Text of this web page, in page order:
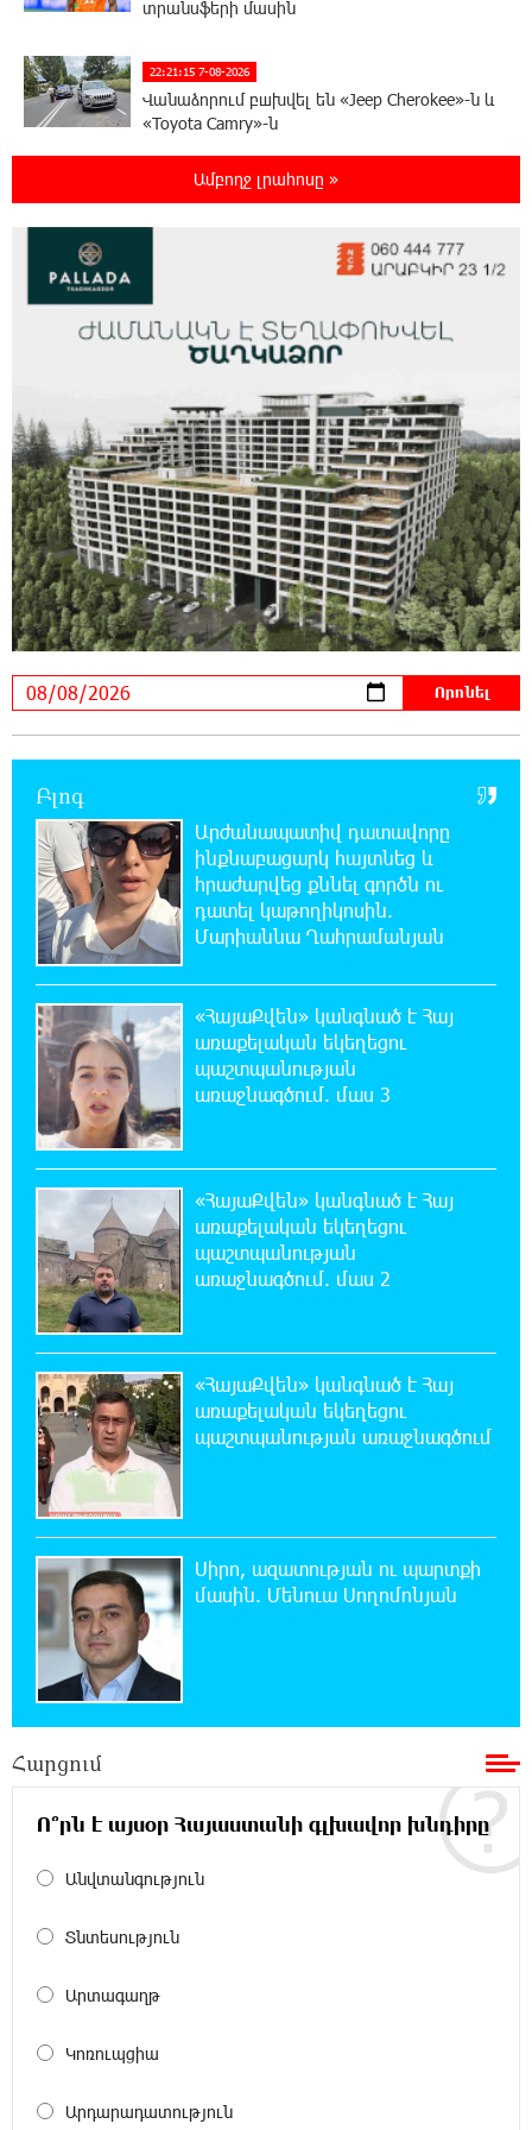
տրանսֆերի մասին
22:21:15 7-08-2026
Վանաձորում բшխվել են «Jeep Cherokee»-ն և
«Toyota Camry»-ն
22:03:58 7-08-2026
օգտագործել Starlink-ը Ռուսաստանի դեմ
հարվшծները կառավարելու համար
21:45:44 7-08-2026
Երևանում և մարզերում էլեկտրաէներգիայի
21:26:16 7-08-2026
Ստեփանավանում ռուս կին է փորձել
ինքնասպան լինել
21:08:37 7-08-2026
ԵԱՏՄ֊ն չի ուզում, որ իր միջոցներով
զարգանա Հայաստանի տնտեսությունը ու
հետո գնա ԵՄ. Արշակ Կարապետյան
21:03:44 7-08-2026
Կաթողիկոսի նկատմամբ իրականացվող
բռնադատավարությունը միահեծան
իշխանության հետևանք է. Հանրային Դաշինք
Մեր երկրում իշխանության և ընդդիմության
անվերջանալի պայքարում տուժում է միայն
ու միայն ՀՀ քաղաքացին. Աննա Կոստանյան
20:49:35 7-08-2026
Փրկարարները հայտանաբերել են մոլորված
զբոսաշրջիկներին
20:39:24 7-08-2026
ԼՀԿ-ն պահանջում է դադարեցնել Գարեգին
Բ-ի և եպիսկոպոսների դեմ քրեական
հետապնդումը
Սարյան փողոցի բնակարաններից մեկում
պայթյունի հետևանքով 55-ամյա
տղամարդը այրվածքներով տեղափոխվել է
«Այրվածքաբանության ազգային կենտրոն»
Սլովակիայի արևելքում արտակարգ
դրություն է հայտարարվել շոգի ալիքների
պատճառով
19:53:41 7-08-2026
Երթևեկության կազմակերպման
19:35:21 7-08-2026
Հայաստանի հավաքականի նախկին
մարզիչը կգլխավորի Ղազախստանի
ԱԱԾ-ն զեկույց է ներկայացրել
Թրամփը ասել է, որ հանրապետականները
ընտրություններում
Ամբողջ լրահոսը »
Բլոգ
Արժանապատիվ դատավորը
ինքնաբացարկ հայտնեց և
հրաժարվեց քննել գործն ու
դատել կաթողիկոսին.
Մարիաննա Ղահրամանյան
«ՀայաՔվեն» կանգնած է Հայ
առաքելական եկեղեցու
պաշտպանության
առաջնագծում. մաս 3
«ՀայաՔվեն» կանգնած է Հայ
առաքելական եկեղեցու
պաշտպանության
առաջնագծում. մաս 2
«ՀայաՔվեն» կանգնած է Հայ
առաքելական եկեղեցու
պաշտպանության առաջնագծում
Սիրո, ազատության ու պարտքի
մասին. Մենուա Սողոմոնյան
Հարցում
Ո՞րն է այսօր Հայաստանի գլխավոր խնդիրը
Անվտանգություն
Տնտեսություն
Արտագաղթ
Կոռուպցիա
Արդարադատություն